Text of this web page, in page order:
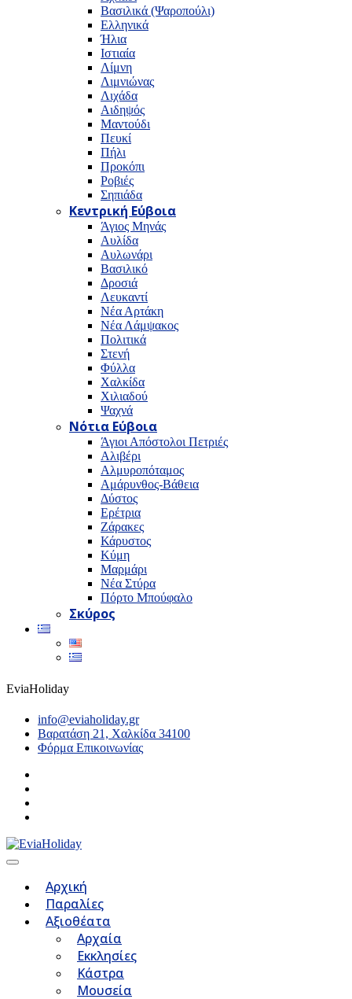
Βασιλικά (Ψαροπούλι)
Ελληνικά
Ήλια
Ιστιαία
Λίμνη
Λιμνιώνας
Λιχάδα
Αιδηψός
Μαντούδι
Πευκί
Πήλι
Προκόπι
Ροβιές
Σηπιάδα
Κεντρική Εύβοια
Άγιος Μηνάς
Αυλίδα
Αυλωνάρι
Βασιλικό
Δροσιά
Λευκαντί
Νέα Αρτάκη
Νέα Λάμψακος
Πολιτικά
Στενή
Φύλλα
Χαλκίδα
Χιλιαδού
Ψαχνά
Νότια Εύβοια
Άγιοι Απόστολοι Πετριές
Αλιβέρι
Αλμυροπόταμος
Αμάρυνθος-Βάθεια
Δύστος
Ερέτρια
Ζάρακες
Κάρυστος
Κύμη
Μαρμάρι
Νέα Στύρα
Πόρτο Μπούφαλο
Σκύρος
EviaHoliday
info@eviaholiday.gr
Βαρατάση 21, Χαλκίδα 34100
Φόρμα Επικοινωνίας
Αρχική
Παραλίες
Αξιοθέατα
Αρχαία
Εκκλησίες
Κάστρα
Μουσεία